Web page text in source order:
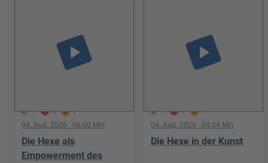
1 0 0
play_arrow
04. Aug. 2026 · 06:00 Min
Die Hexe als
Empowerment des
1 0 0
play_arrow
04. Aug. 2026 · 04:54 Min
Die Hexe in der Kunst